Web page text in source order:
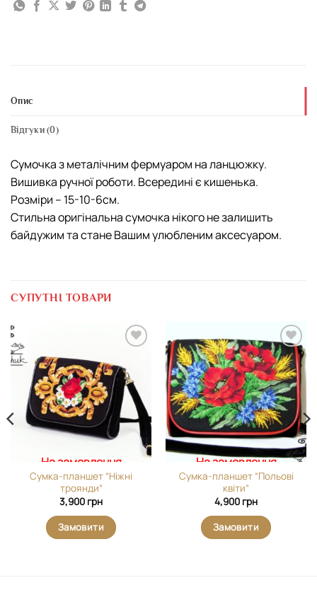
Опис
Відгуки (0)
Сумочка з металічним фермуаром на ланцюжку.
Вишивка ручної роботи. Всередині є кишенька.
Розміри – 15-10-6см.
Стильна оригінальна сумочка нікого не залишить
байдужим та стане Вашим улюбленим аксесуаром.
СУПУТНІ ТОВАРИ
виріб у
вибране
На замовлення
Сумка-планшет “Ніжні
троянди”
3,900 грн
Замовити
Додати
виріб у
вибране
На замовлення
Сумка-планшет “Польові
квіти”
4,900 грн
Замовити